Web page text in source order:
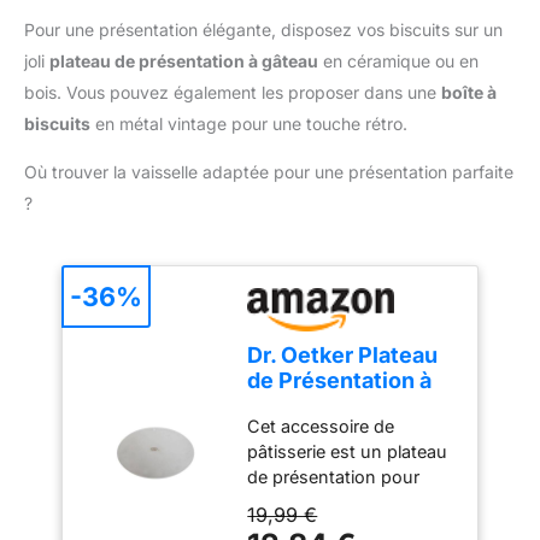
Bords lisses et lave-
vaisselle sont sûrs
Cadeau idéal: Cadeau
idéal pour un
anniversaire, un
Vous obtiendrez un kit
professionnel
lave-vaisselle FABRIQUE
EN France
acier revêtu épaisseur
0.60mm, anti-adhésif,
Whitford pour une
cuisson uniforme et
préparations Croustillant
croustillante Très bonne
résistance aux rayures,
aux taches et jusqu’à
une température de
nettoyer : lavage à la
main avec du liquide
vaisselle. Ne pas utiliser
d’objets tranchants
Pour une présentation élégante, disposez vos biscuits sur un
joli plateau de présentation à gâteau en céramique ou en
bois. Vous pouvez également les proposer dans une boîte à
biscuits en métal vintage pour une touche rétro.
Où trouver la vaisselle adaptée pour une présentation parfaite
?
Dr. Oetker Plateau
de Présentation à
cm
Cet accessoire de
pâtisserie est un plateau
de présentation pour
gâteaux, tartes, pizzas et
autres, il est idéal pour
19,99 €
-36%